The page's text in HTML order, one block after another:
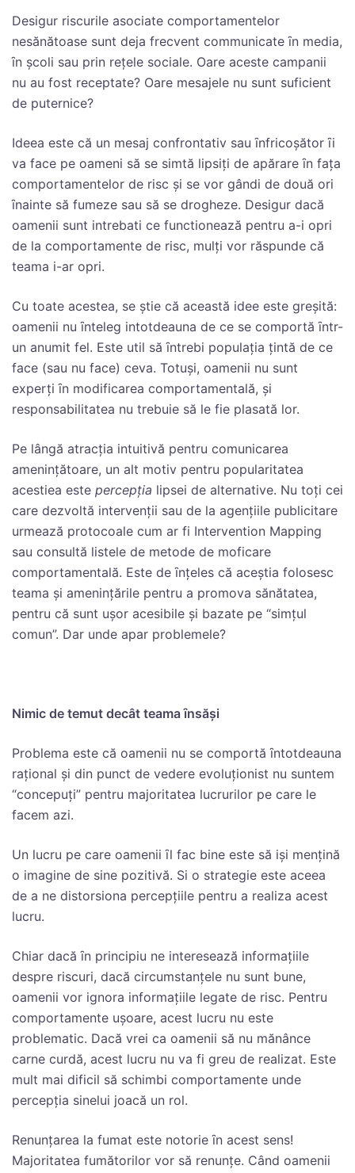
Desigur riscurile asociate comportamentelor
nesănătoase sunt deja frecvent communicate ȋn media,
ȋn şcoli sau prin reţele sociale. Oare aceste campanii
nu au fost receptate? Oare mesajele nu sunt suficient
de puternice?
Ideea este că un mesaj confrontativ sau ȋnfricoşător ȋi
va face pe oameni să se simtă lipsiţi de apărare ȋn faţa
comportamentelor de risc şi se vor gândi de două ori
ȋnainte să fumeze sau să se drogheze. Desigur dacă
oamenii sunt intrebati ce functionează pentru a-i opri
de la comportamente de risc, mulţi vor răspunde că
teama i-ar opri.
Cu toate acestea, se ştie că această idee este greşită:
oamenii nu ȋnteleg intotdeauna de ce se comportă ȋntr-
un anumit fel. Este util să ȋntrebi populaţia ţintă de ce
face (sau nu face) ceva. Totuşi, oamenii nu sunt
experţi ȋn modificarea comportamentală, şi
responsabilitatea nu trebuie să le fie plasată lor.
Pe lângă atracţia intuitivă pentru comunicarea
ameninţătoare, un alt motiv pentru popularitatea
acestiea este percepţia lipsei de alternative. Nu toţi cei
care dezvoltă intervenţii sau de la agenţiile publicitare
urmează protocoale cum ar fi Intervention Mapping
sau consultă listele de metode de moficare
comportamentală. Este de ȋnţeles că aceştia folosesc
teama şi ameninţările pentru a promova sănătatea,
pentru că sunt uşor acesibile şi bazate pe “simţul
comun”. Dar unde apar problemele?
Nimic de temut decât teama ȋnsăşi
Problema este că oamenii nu se comportă ȋntotdeauna
raţional şi din punct de vedere evoluţionist nu suntem
“concepuţi” pentru majoritatea lucrurilor pe care le
facem azi.
Un lucru pe care oamenii ȋl fac bine este să işi menţină
o imagine de sine pozitivă. Si o strategie este aceea
de a ne distorsiona percepţiile pentru a realiza acest
lucru.
Chiar dacă ȋn principiu ne interesează informaţiile
despre riscuri, dacă circumstanţele nu sunt bune,
oamenii vor ignora informaţiile legate de risc. Pentru
comportamente uşoare, acest lucru nu este
problematic. Dacă vrei ca oamenii să nu mănânce
carne curdă, acest lucru nu va fi greu de realizat. Este
mult mai dificil să schimbi comportamente unde
percepţia sinelui joacă un rol.
Renunţarea la fumat este notorie ȋn acest sens!
Majoritatea fumătorilor vor să renunţe. Când oamenii